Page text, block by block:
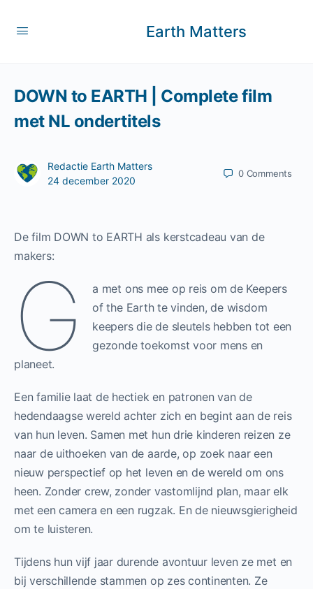
Earth Matters
DOWN to EARTH | Complete film
met NL ondertitels
Redactie Earth Matters
24 december 2020
0 Comments
De film DOWN to EARTH als kerstcadeau van de
makers:
G
a met ons mee op reis om de Keepers
of the Earth te vinden, de wisdom
keepers die de sleutels hebben tot een
gezonde toekomst voor mens en
planeet.
Een familie laat de hectiek en patronen van de
hedendaagse wereld achter zich en begint aan de reis
van hun leven. Samen met hun drie kinderen reizen ze
naar de uithoeken van de aarde, op zoek naar een
nieuw perspectief op het leven en de wereld om ons
heen. Zonder crew, zonder vastomlijnd plan, maar elk
met een camera en een rugzak. En de nieuwsgierigheid
om te luisteren.
Tijdens hun vijf jaar durende avontuur leven ze met en
bij verschillende stammen op zes continenten. Ze